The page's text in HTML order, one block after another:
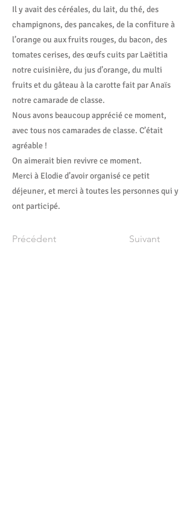
Il y avait des céréales, du lait, du thé, des
champignons, des pancakes, de la confiture à
l’orange ou aux fruits rouges, du bacon, des
tomates cerises, des œufs cuits par Laëtitia
notre cuisinière, du jus d’orange, du multi
fruits et du gâteau à la carotte fait par Anaïs
notre camarade de classe.
Nous avons beaucoup apprécié ce moment,
avec tous nos camarades de classe. C’était
agréable !
On aimerait bien revivre ce moment.
Merci à Elodie d’avoir organisé ce petit
déjeuner, et merci à toutes les personnes qui y
ont participé.
Précédent Suivant